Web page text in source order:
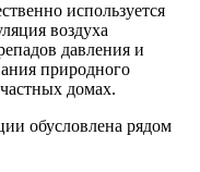
используется
воздуха
давления и
природного
домах.
обусловлена рядом